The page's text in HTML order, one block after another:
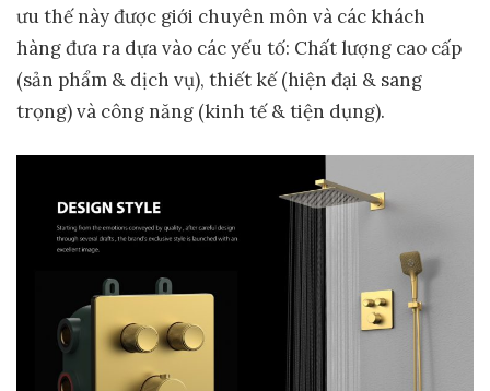
ưu thế này được giới chuyên môn và các khách
hàng đưa ra dựa vào các yếu tố: Chất lượng cao cấp
(sản phẩm & dịch vụ), thiết kế (hiện đại & sang
trọng) và công năng (kinh tế & tiện dụng).